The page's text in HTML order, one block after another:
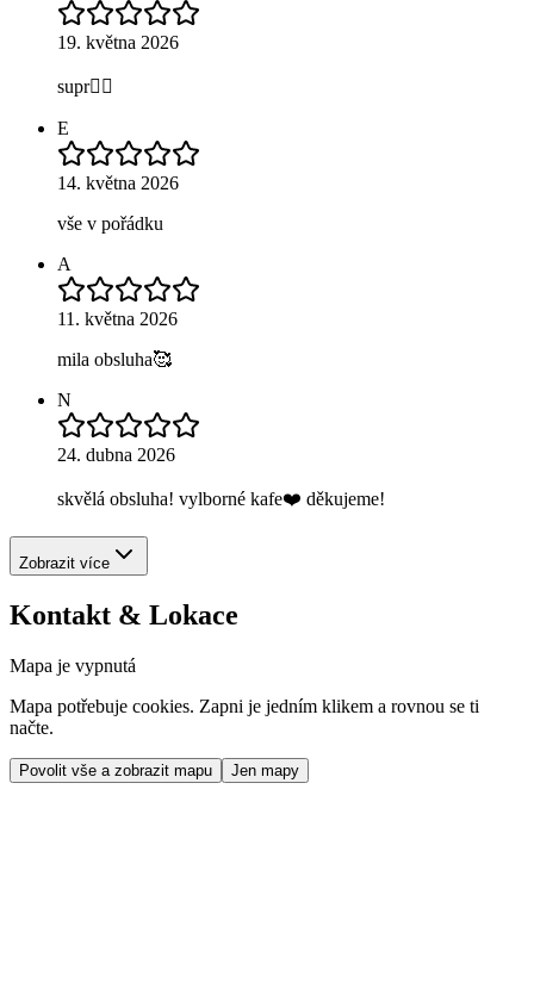
19. května 2026
supr🧚‍♀️
E
14. května 2026
vše v pořádku
A
11. května 2026
mila obsluha🥰
N
24. dubna 2026
skvělá obsluha! vylborné kafe❤️ děkujeme!
Zobrazit více
Kontakt & Lokace
Mapa je vypnutá
Mapa potřebuje cookies. Zapni je jedním klikem a rovnou se ti
načte.
Povolit vše a zobrazit mapu Jen mapy